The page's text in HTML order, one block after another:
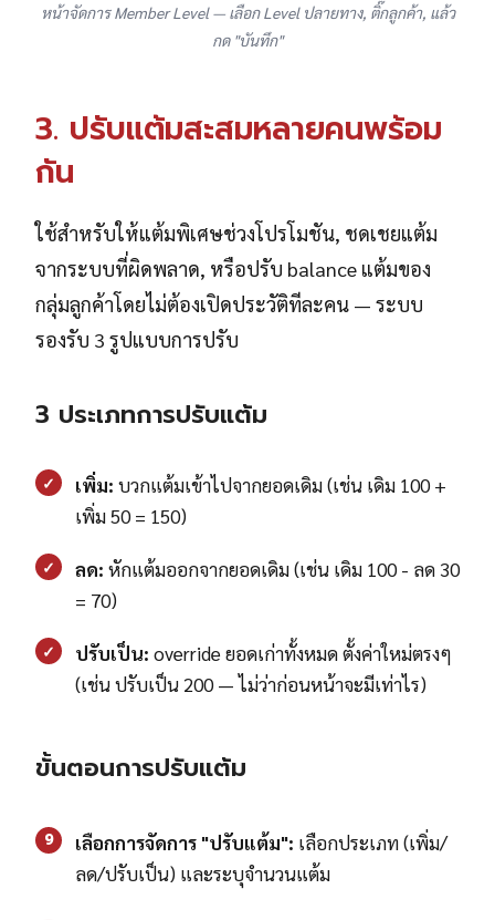
หน้าจัดการ Member Level — เลือก Level ปลายทาง, ติ๊กลูกค้า, แล้ว
กด "บันทึก"
3. ปรับแต้มสะสมหลายคนพร้อม
กัน
ใช้สำหรับให้แต้มพิเศษช่วงโปรโมชัน, ชดเชยแต้ม
จากระบบที่ผิดพลาด, หรือปรับ balance แต้มของ
กลุ่มลูกค้าโดยไม่ต้องเปิดประวัติทีละคน — ระบบ
รองรับ 3 รูปแบบการปรับ
3 ประเภทการปรับแต้ม
✓ เพิ่ม: บวกแต้มเข้าไปจากยอดเดิม (เช่น เดิม 100 +
เพิ่ม 50 = 150)
✓ ลด: หักแต้มออกจากยอดเดิม (เช่น เดิม 100 - ลด 30
= 70)
✓ ปรับเป็น: override ยอดเก่าทั้งหมด ตั้งค่าใหม่ตรงๆ
(เช่น ปรับเป็น 200 — ไม่ว่าก่อนหน้าจะมีเท่าไร)
ขั้นตอนการปรับแต้ม
9 เลือกการจัดการ "ปรับแต้ม": เลือกประเภท (เพิ่ม/
ลด/ปรับเป็น) และระบุจำนวนแต้ม